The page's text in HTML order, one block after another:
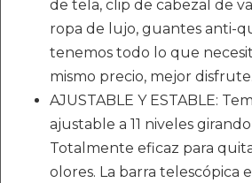
de tela, clip de cabezal de
ropa de lujo, guantes anti-
tenemos todo lo que
mismo precio, mejor disfrute.
AJUSTABLE Y ESTABLE:
ajustable a 11 niveles
Totalmente eficaz para
olores. La barra telescópica